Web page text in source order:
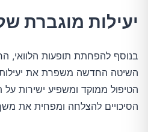
יעילות מוגברת
בנוסף להפחתת תופעות הלוואי,
השיטה החדשה משפרת את
הטיפול ממוקד ומשפיע ישירות
הסיכויים להצלחה ומפחית את